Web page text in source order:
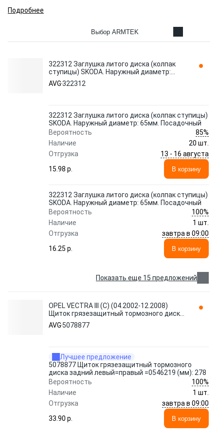
Подробнее
Выбор ARMTEK
322312 Заглушка литого диска (колпак
ступицы) SKODA. Наружный диаметр:
65мм. Посадочный AVG
AVG322312
322312 Заглушка литого диска (колпак ступицы)
SKODA. Наружный диаметр: 65мм. Посадочный
Вероятность
85%
Наличие
20 шт.
Отгрузка
13 - 16 августа
15.98 p.
В корзину
322312 Заглушка литого диска (колпак ступицы)
SKODA. Наружный диаметр: 65мм. Посадочный
Вероятность
100%
Наличие
1 шт.
Отгрузка
завтра в 09:00
16.25 p.
В корзину
Показать еще 15 предложений
OPEL VECTRA III (C) (04.2002-12.2008)
Щиток грязезащитный тормозного диска
задни 5078877 AVG
AVG 5078877
Лучшее предложение
5078877 Щиток грязезащитный тормозного
диска задний левый=правый =0546219 (мм): 278
Вероятность
100%
Наличие
1 шт.
Отгрузка
завтра в 09:00
33.90 p.
В корзину